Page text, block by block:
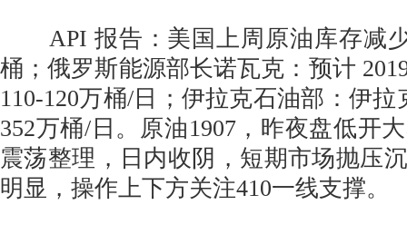
API 报告：美国上周原油库存减少
桶；俄罗斯能源部长诺瓦克：预计
110-120万桶/日；伊拉克石油部：伊
352万桶/日。原油1907，昨夜盘低开
震荡整理，日内收阴，短期市场抛压
明显，操作上下方关注410一线支撑。